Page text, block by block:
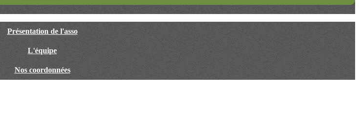
Présentation de l'asso
L'équipe
Nos coordonnées